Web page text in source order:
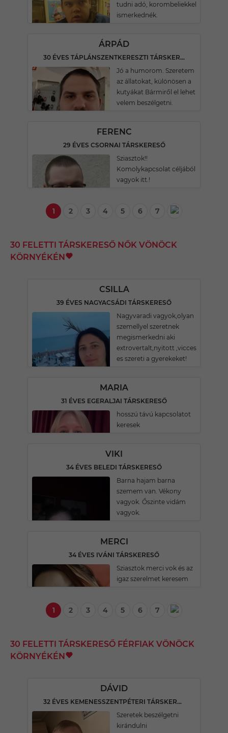
tudni adó, korombeliekkel
ismerkednék.
ÁRPÁD
30 ÉVES TÁPLÁNSZENTKERESZTI TÁRSKERESŐ
Jó a humorom. Szeretem
az állatokat, különösen a
kutyákat Bármiről el lehet
velem beszélgetni.
FERENC
29 ÉVES CSORNAI TÁRSKERESŐ
Sziasztok!!
Komolykapcsolat céljából
vagyok itt.!
1 2 3 4 5 6 7
30 FELETTI TÁRSKERESŐ NŐK VÖNÖCK
KÖRNYÉKÉN
CSILLA
39 ÉVES NAGYACSÁDI TÁRSKERESŐ
Nagyvaradi vagyok,olyan
szemellyel szeretnek
megismerkedni aki
extrovertalt,nyitott ,vicces
es szereti a gyerekeket!
MARIA
31 ÉVES EGERALJAI TÁRSKERESŐ
hosszú távú kapcsolatot
keresek
VIKI
34 ÉVES BELEDI TÁRSKERESŐ
Barna hajam barna
szemem van. Vékony
vagyok. Őszinte vidám
vagyok.
MERCI
34 ÉVES IVÁNI TÁRSKERESŐ
Sziasztok merci vok és az
igaz szerelmet keresem
1 2 3 4 5 6 7
30 FELETTI TÁRSKERESŐ FÉRFIAK VÖNÖCK
KÖRNYÉKÉN
DÁVID
32 ÉVES KEMENESSZENTPÉTERI TÁRSKERESŐ
Szeretek beszélgetni
kirándulni